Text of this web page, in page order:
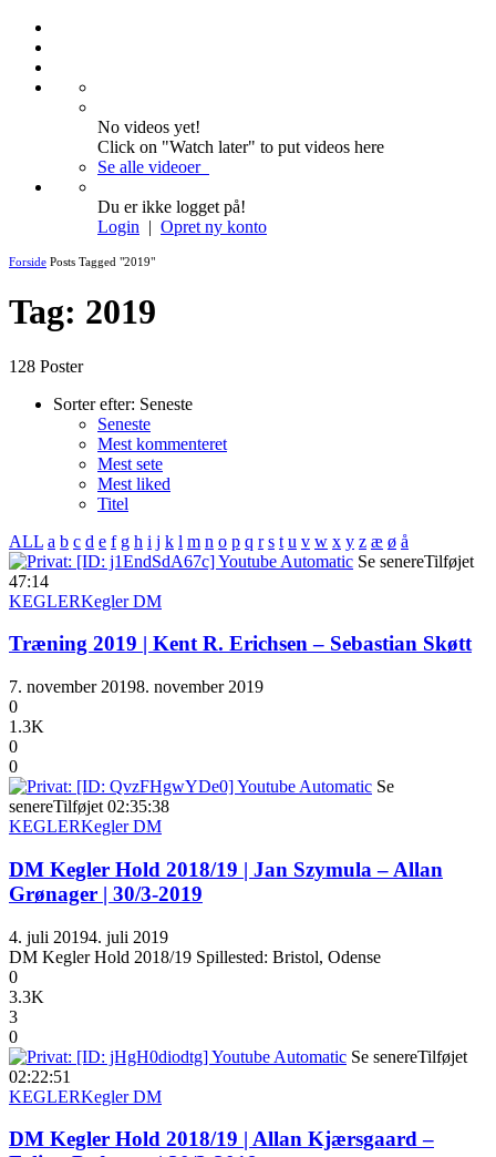
No videos yet!
Click on "Watch later" to put videos here
Se alle videoer
Du er ikke logget på!
Login | Opret ny konto
Forside Posts Tagged "2019"
Tag: 2019
128 Poster
Sorter efter: Seneste
Seneste
Mest kommenteret
Mest sete
Mest liked
Titel
ALL a b c d e f g h i j k l m n o p q r s t u v w x y z æ ø å
Se senereTilføjet
47:14
KEGLERKegler DM
Træning 2019 | Kent R. Erichsen – Sebastian Skøtt
7. november 20198. november 2019
0
1.3K
0
0
Se
senereTilføjet 02:35:38
KEGLERKegler DM
DM Kegler Hold 2018/19 | Jan Szymula – Allan
Grønager | 30/3-2019
4. juli 20194. juli 2019
DM Kegler Hold 2018/19 Spillested: Bristol, Odense
0
3.3K
3
0
Se senereTilføjet
02:22:51
KEGLERKegler DM
DM Kegler Hold 2018/19 | Allan Kjærsgaard –